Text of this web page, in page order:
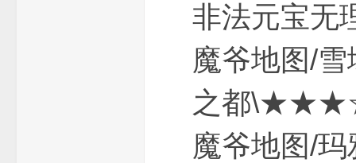
非法元宝无
魔爷地
之都
魔爷地